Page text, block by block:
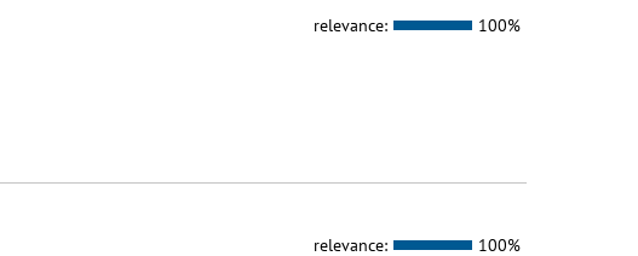
relevance: 100%
relevance: 100%